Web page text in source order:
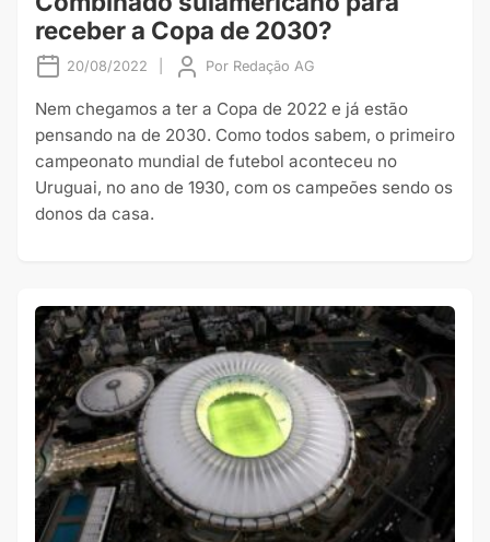
receber a Copa de 2030?
20/08/2022 Por Redação AG
Nem chegamos a ter a Copa de 2022 e já estão
pensando na de 2030. Como todos sabem, o primeiro
campeonato mundial de futebol aconteceu no
Uruguai, no ano de 1930, com os campeões sendo os
donos da casa.